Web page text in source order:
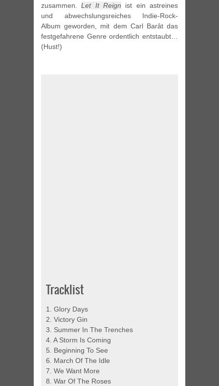
zusammen.Let It Reign ist ein astreines
und abwechslungsreiches Indie-Rock-
Album geworden, mit dem Carl Barât das
festgefahrene Genre ordentlich entstaubt…
(Hust!)
Tracklist
1. Glory Days
2. Victory Gin
3. Summer In The Trenches
4. A Storm Is Coming
5. Beginning To See
6. March Of The Idle
7. We Want More
8. War Of The Roses